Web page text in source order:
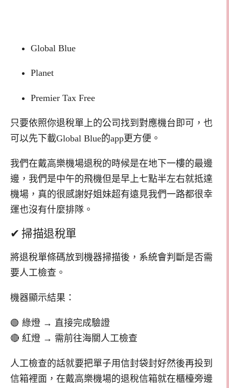
Global Blue
Planet
Premier Tax Free
只要依照你退稅單上的公司找到對應機台即可，也
可以先下載Global Blue的app更方便。
我們在戴高樂機場退稅的時候是在地下一樓的最邊
邊，我們是中午的飛機但是早上七點半左右就抵達
機場，真的很感謝好姐妹超有遠見我們一路都很幸
運也沒有什麼排隊。
✔ 掃描退稅單
將退稅單條碼放到機器掃描後，系統會判斷是否需
要人工檢查。
機器顯示結果：
🟢 綠燈 → 直接完成驗證
🔴 紅燈 → 需前往海關人工檢查
人工檢查的話就要把單子用信封袋封好然後再投到
信箱裡面，在戴高樂機場的退稅信箱就在櫃檯旁邊